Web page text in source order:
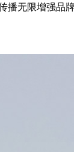
播无限增强品牌